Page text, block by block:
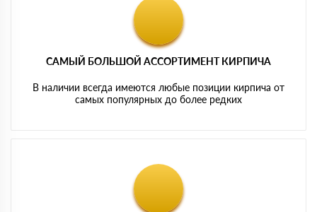
САМЫЙ БОЛЬШОЙ АССОРТИМЕНТ КИРПИЧА
В наличии всегда имеются любые позиции кирпича от
самых популярных до более редких